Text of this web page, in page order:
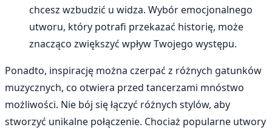
chcesz wzbudzić u widza. Wybór emocjonalnego
utworu, który potrafi przekazać historię, może
znacząco zwiększyć wpływ Twojego występu.
Ponadto, inspirację można czerpać z różnych gatunków
muzycznych, co otwiera przed tancerzami mnóstwo
możliwości. Nie bój się łączyć różnych stylów, aby
stworzyć unikalne połączenie. Chociaż popularne utwory